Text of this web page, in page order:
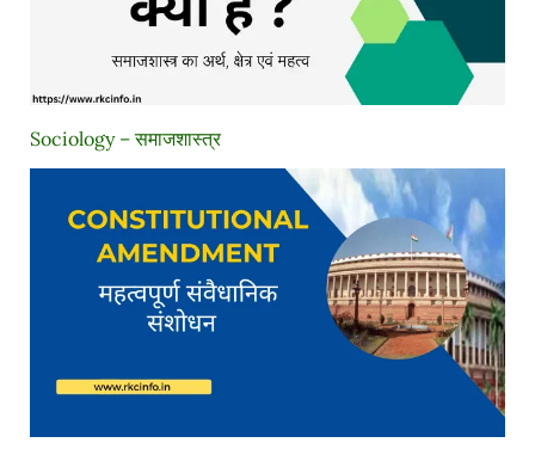
Sociology – समाजशास्त्र